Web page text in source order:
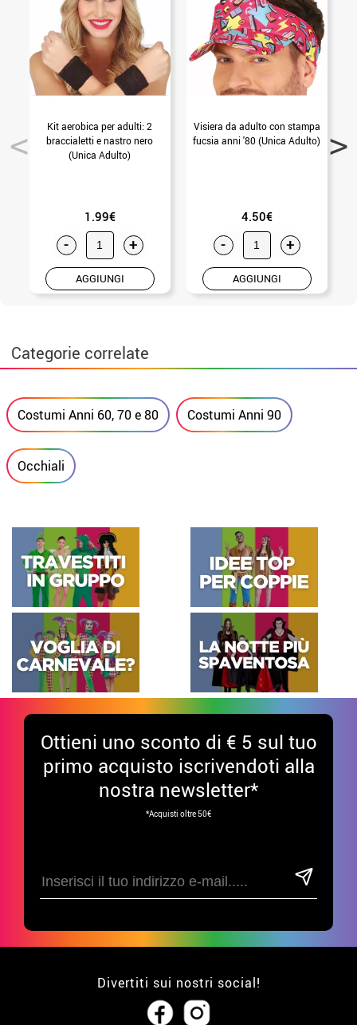
Kit aerobica per adulti: 2
braccialetti e nastro nero
(Unica Adulto)
1.99€
- +
AGGIUNGI
Visiera da adulto con stampa
fucsia anni '80 (Unica Adulto)
4.50€
- +
AGGIUNGI
Categorie correlate
Costumi Anni 60, 70 e 80 Costumi Anni 90
Occhiali
Ottieni uno sconto di € 5 sul tuo
primo acquisto iscrivendoti alla
nostra newsletter*
*Acquisti oltre 50€
Divertiti sui nostri social!